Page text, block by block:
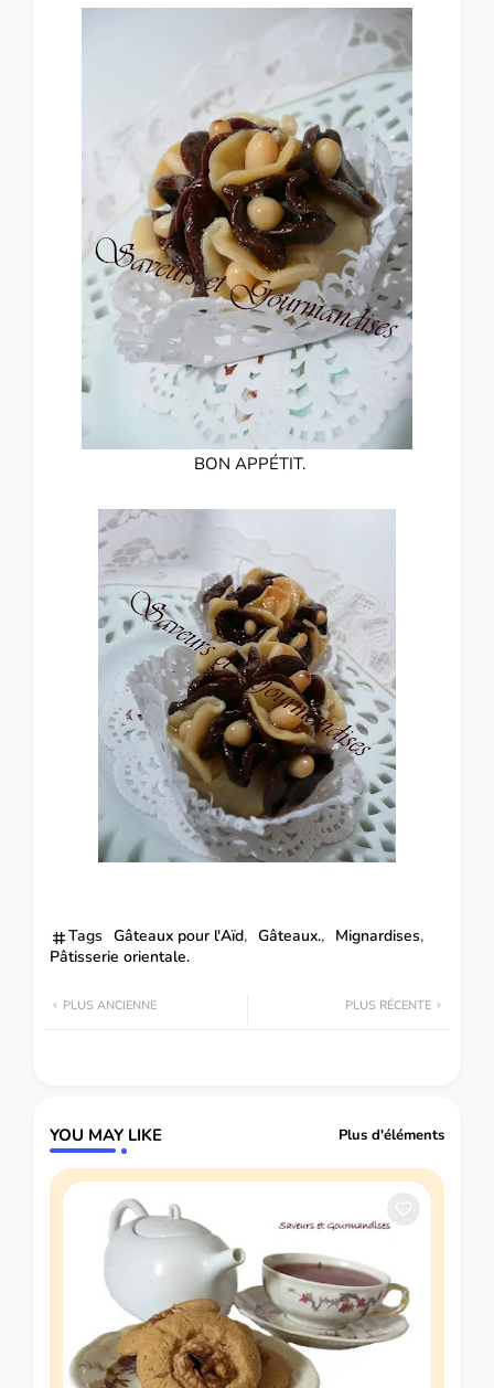
BON APPÉTIT.
Tags Gâteaux pour l'Aïd Gâteaux.
Mignardises
Pâtisserie orientale.
PLUS RÉCENTE
PLUS ANCIENNE
YOU MAY LIKE Plus d'éléments